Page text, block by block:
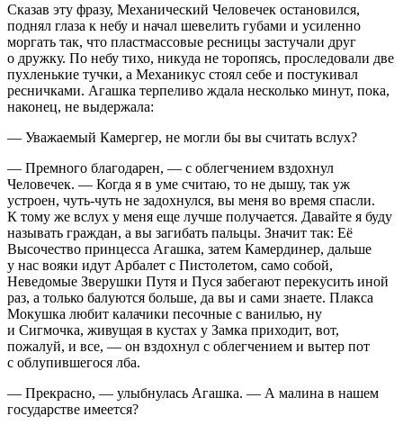
Сказав эту фразу, Механический Человечек остановился,
поднял глаза к небу и начал шевелить губами и усиленно
моргать так, что пластмассовые ресницы застучали друг
о дружку. По небу тихо, никуда не торопясь, проследовали две
пухленькие тучки, а Механикус стоял себе и постукивал
ресничками. Агашка терпеливо ждала несколько минут, пока,
наконец, не выдержала:
— Уважаемый Камергер, не могли бы вы считать вслух?
— Премного благодарен, — с облегчением вздохнул
Человечек. — Когда я в уме считаю, то не дышу, так уж
устроен, чуть-чуть не задохнулся, вы меня во время спасли.
К тому же вслух у меня еще лучше получается. Давайте я буду
называть граждан, а вы загибать пальцы. Значит так: Её
Высочество принцесса Агашка, затем Камердинер, дальше
у нас вояки идут Арбалет с Пистолетом, само собой,
Неведомые Зверушки Путя и Пуся забегают перекусить иной
раз, а только балуются больше, да вы и сами знаете. Плакса
Мокушка любит калачики песочные с ванилью, ну
и Сигмочка, живущая в кустах у Замка приходит, вот,
пожалуй, и все, — он вздохнул с облегчением и вытер пот
с облупившегося лба.
— Прекрасно, — улыбнулась Агашка. — А малина в нашем
государстве имеется?